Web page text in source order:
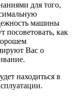
для того,
машины
посоветовать, как
Вас о
находиться в